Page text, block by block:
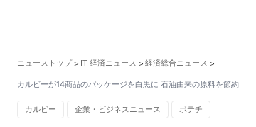
ニューストップ > IT 経済ニュース > 経済総合ニュース >
カルビーが14商品のパッケージを白黒に 石油由来の原料を節約
カルビー 企業・ビジネスニュース ポテチ